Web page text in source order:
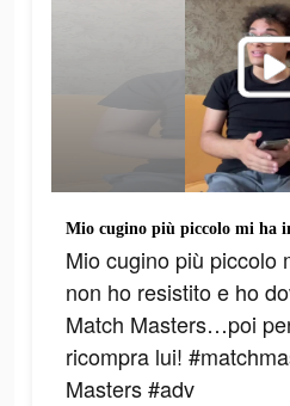
Mio cugino più piccolo
non ho resistito e ho
Match Masters…poi
ricompra lui!
Masters #adv